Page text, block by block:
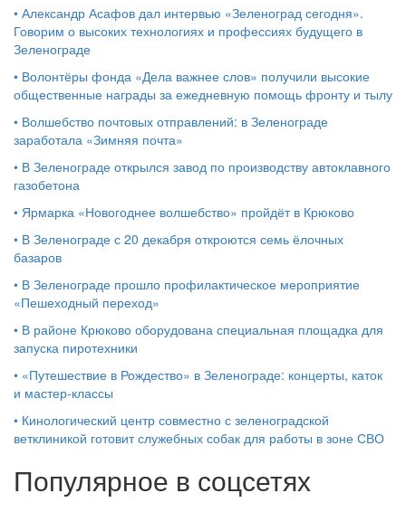
• Александр Асафов дал интервью «Зеленоград сегодня».
Говорим о высоких технологиях и профессиях будущего в
Зеленограде
• Волонтёры фонда «Дела важнее слов» получили высокие
общественные награды за ежедневную помощь фронту и тылу
• Волшебство почтовых отправлений: в Зеленограде
заработала «Зимняя почта»
• В Зеленограде открылся завод по производству автоклавного
газобетона
• Ярмарка «Новогоднее волшебство» пройдёт в Крюково
• В Зеленограде с 20 декабря откроются семь ёлочных
базаров
• В Зеленограде прошло профилактическое мероприятие
«Пешеходный переход»
• В районе Крюково оборудована специальная площадка для
запуска пиротехники
• «Путешествие в Рождество» в Зеленограде: концерты, каток
и мастер‑классы
• Кинологический центр совместно с зеленоградской
ветклиникой готовит служебных собак для работы в зоне СВО
Популярное в соцсетях